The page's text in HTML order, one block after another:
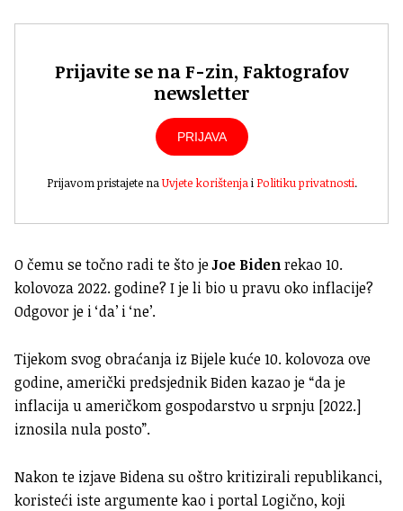
Prijavite se na F-zin, Faktografov
newsletter
PRIJAVA
Prijavom pristajete naUvjete korištenjai Politiku privatnosti.
O čemu se točno radi te što jeJoe Bidenrekao 10.
kolovoza 2022. godine? I je li bio u pravu oko inflacije?
Odgovor je i ‘da’ i ‘ne’.
Tijekom svog obraćanja iz Bijele kuće 10. kolovoza ove
godine, američki predsjednik Biden kazao je “da je
inflacija u američkom gospodarstvo u srpnju [2022.]
iznosila nula posto”.
Nakon te izjave Bidena su oštro kritizirali republikanci,
koristeći iste argumente kao i portal Logično, koji